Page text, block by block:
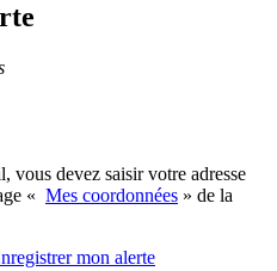
vous devez saisir votre adresse
« Mes coordonnées » de la
mon alerte